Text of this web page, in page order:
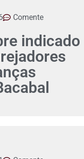
Comente
indicado